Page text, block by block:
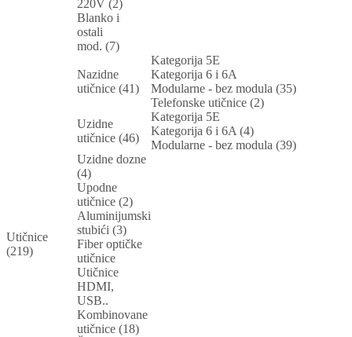
220V (2)
Blanko i
ostali
mod. (7)
Utičnice
(219)
Nazidne
utičnice (41)
Kategorija 5E
Kategorija 6 i 6A
Modularne - bez modula (35)
Telefonske utičnice (2)
Uzidne
utičnice (46)
Kategorija 5E
Kategorija 6 i 6A (4)
Modularne - bez modula (39)
Uzidne dozne
(4)
Upodne
utičnice (2)
Aluminijumski
stubići (3)
Fiber optičke
utičnice
Utičnice
HDMI,
USB..
Kombinovane
utičnice (18)